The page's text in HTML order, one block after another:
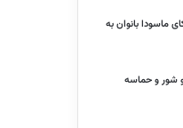
ماسودا بانوان به
شور و حماسه